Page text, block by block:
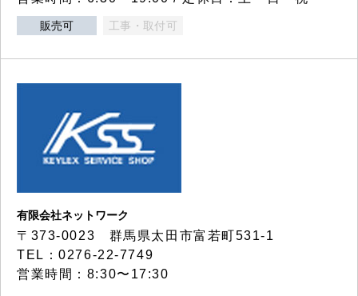
販売可 工事・取付可
有限会社ネットワーク
〒373-0023 群馬県太田市富若町531-1
TEL：0276-22-7749
営業時間：8:30〜17:30